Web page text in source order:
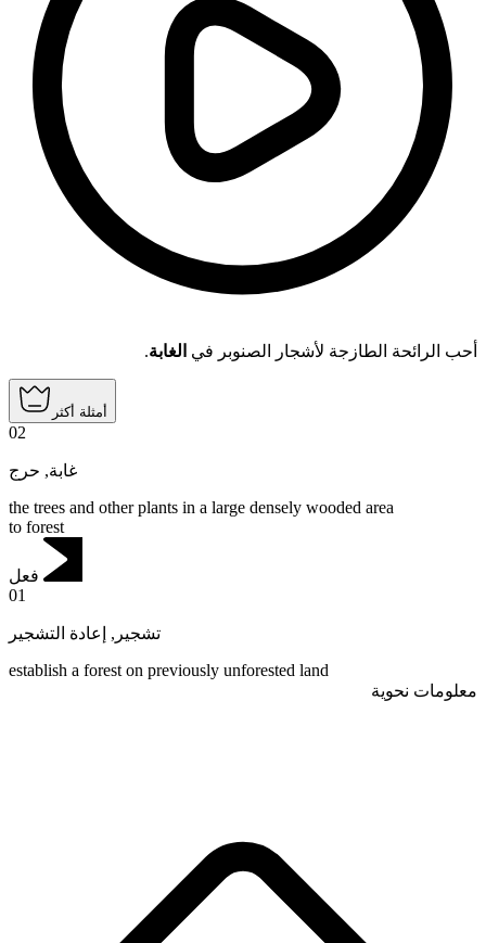
أحب الرائحة الطازجة لأشجار الصنوبر في الغابة.
أمثلة أكثر
02
غابة, حرج
the trees and other plants in a large densely wooded area
to forest
فعل
01
تشجير ,
إعادة التشجير
establish a forest on previously unforested land
معلومات نحوية